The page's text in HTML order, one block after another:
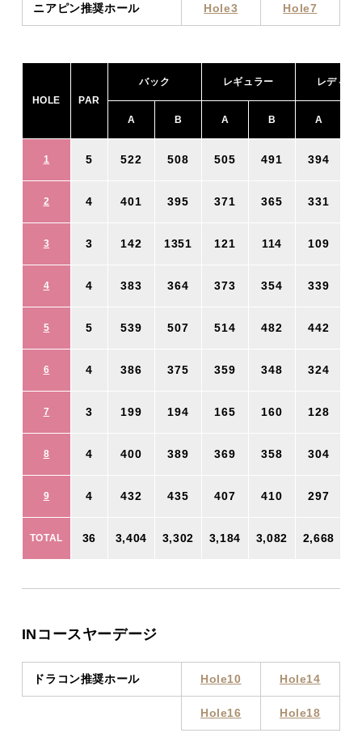
ニアピン推奨ホール Hole3 Hole7
HOLE PAR
バック レギュラー レディー
A B A B A
1 5 522 508 505 491 394
2 4 401 395 371 365 331
3 3 142 1351 121 114 109
4 4 383 364 373 354 339
5 5 539 507 514 482 442
6 4 386 375 359 348 324
7 3 199 194 165 160 128
8 4 400 389 369 358 304
9 4 432 435 407 410 297
TOTAL 36 3,404 3,302 3,184 3,082 2,668
INコースヤーデージ
ドラコン推奨ホール Hole10 Hole14
Hole16 Hole18